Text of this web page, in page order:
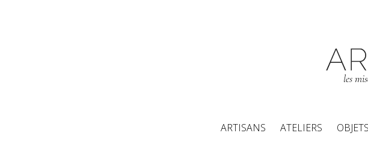
les
ARTISANS ATELIERS OBJETS